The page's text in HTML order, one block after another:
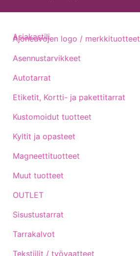
Ajoneuvojen logo / merkkituotteet
Asennustarvikkeet
Autotarrat
Etiketit, Kortti- ja pakettitarrat
Kustomoidut tuotteet
Kyltit ja opasteet
Magneettituotteet
Muut tuotteet
OUTLET
Sisustustarrat
Tarrakalvot
Tekstiilit / työvaatteet
Asiakastili